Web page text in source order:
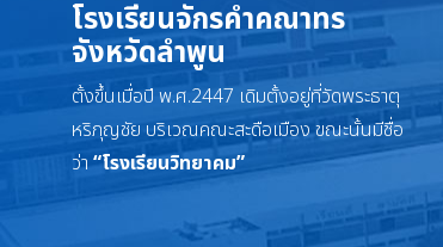
โรงเรียนจักรคำคณาทร
จังหวัดลำพูน
ตั้งขึ้นเมื่อปี พ.ศ.2447 เดิมตั้งอยู่ที่วัดพระธาตุ
หริภุญชัย บริเวณคณะสะดือเมือง ขณะนั้นมีชื่อ
ว่า“โรงเรียนวิทยาคม”